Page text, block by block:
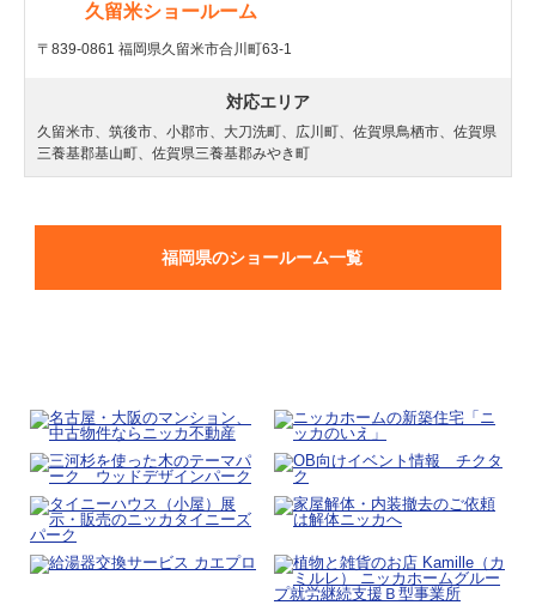
久留米ショールーム
〒839-0861 福岡県久留米市合川町63-1
対応エリア
久留米市、筑後市、小郡市、大刀洗町、広川町、佐賀県鳥栖市、佐賀県
三養基郡基山町、佐賀県三養基郡みやき町
福岡県のショールーム一覧